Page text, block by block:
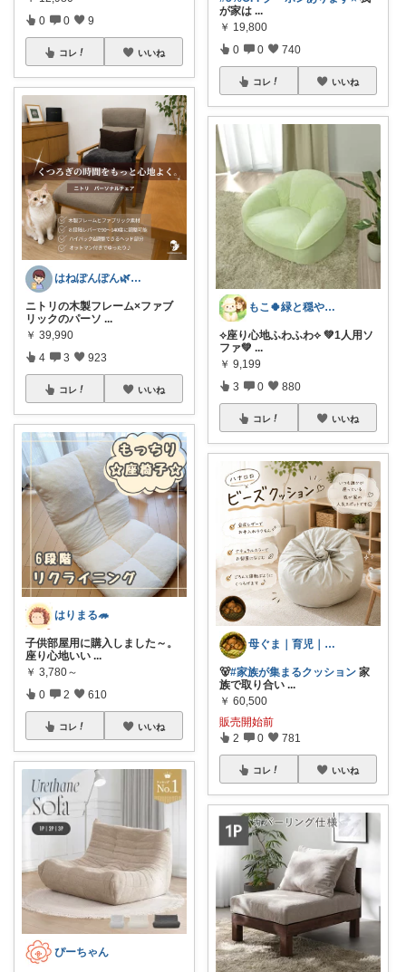
0 0 9
コレ いいね
はねぽんぽん🌿朝コレ4時に変更🌿
ニトリの木製フレーム×ファブ
リックのパーソ ...
￥ 39,990
4 3 923
コレ いいね
はりまる🦔
子供部屋用に購入しました～。
座り心地いい ...
￥ 3,780～
0 2 610
コレ いいね
ぴーちゃん
が家は ...
￥ 19,800
0 0 740
コレ いいね
もこ🍀緑と穏やかなくらし🐑🍀
‎⟡‎座り心地ふわふわ⟡ 💚1人用ソ
ファ💚 ...
￥ 9,199
3 0 880
コレ いいね
母ぐま｜育児｜シンプルライフ｜朝コレ
🐻#家族が集まるクッション 家
族で取り合い ...
￥ 60,500
販売開始前
2 0 781
コレ いいね